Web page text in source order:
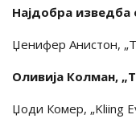
Најдобра изведба
Џенифер Анистон,
Оливија Колман,
Џоди Комер, „Kliing